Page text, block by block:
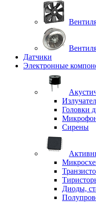
Датчики
Электронные
Головки
Сирены
Диоды,